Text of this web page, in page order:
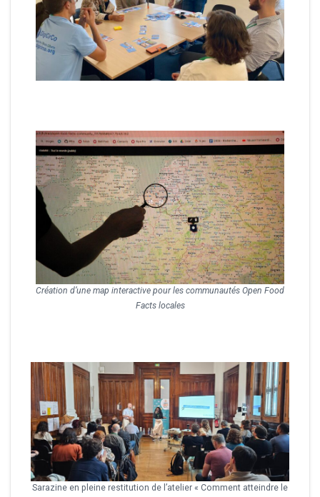
Création d’une map interactive pour les communautés Open Food
Facts locales
Sarazine en pleine restitution de l’atelier « Comment atteindre le